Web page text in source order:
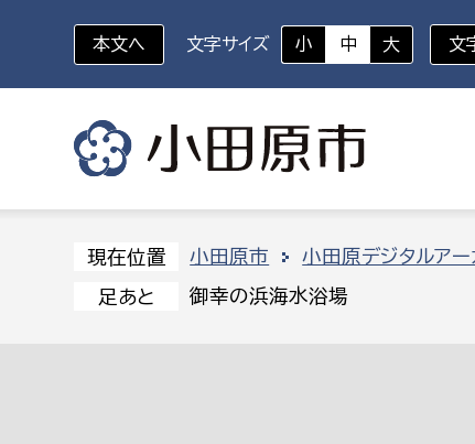
いざというときに
対象者を選択
組織から探す
部に属さない室
本文へ 文字サイズ 小 中 大 文
現在位置 小田原市 小田原デジタルアー
足あと 御幸の浜海水浴場